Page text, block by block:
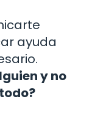
ayuda
y no